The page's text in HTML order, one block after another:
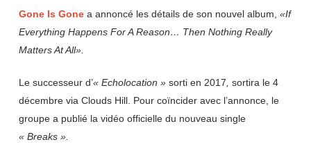
Gone Is Gonea annoncé les détails de son nouvel album, «If
Everything Happens For A Reason… Then Nothing Really
Matters At All».
Le successeur d’« Echolocation » sorti en 2017 sortira le 4
décembre via Clouds Hill. Pour coïncider avec l’annonce, le
groupe a publié la vidéo officielle du nouveau single
« Breaks ».